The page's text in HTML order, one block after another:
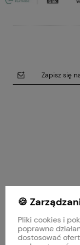
Zapisz się
MOJE KONTO
PŁATNOŚCI I DOSTAWA
🍪
Pliki cookies i
poprawne
dostosować